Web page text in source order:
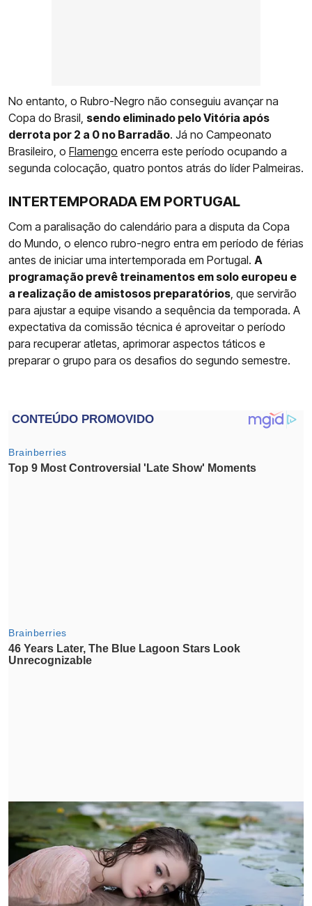
No entanto, o Rubro-Negro não conseguiu avançar na
Copa do Brasil, sendo eliminado pelo Vitória após
derrota por 2 a 0 no Barradão. Já no Campeonato
Brasileiro, o Flamengo encerra este período ocupando a
segunda colocação, quatro pontos atrás do líder Palmeiras.
INTERTEMPORADA EM PORTUGAL
Com a paralisação do calendário para a disputa da Copa
do Mundo, o elenco rubro-negro entra em período de férias
antes de iniciar uma intertemporada em Portugal. A
programação prevê treinamentos em solo europeu e
a realização de amistosos preparatórios , que servirão
para ajustar a equipe visando a sequência da temporada. A
expectativa da comissão técnica é aproveitar o período
para recuperar atletas, aprimorar aspectos táticos e
preparar o grupo para os desafios do segundo semestre.